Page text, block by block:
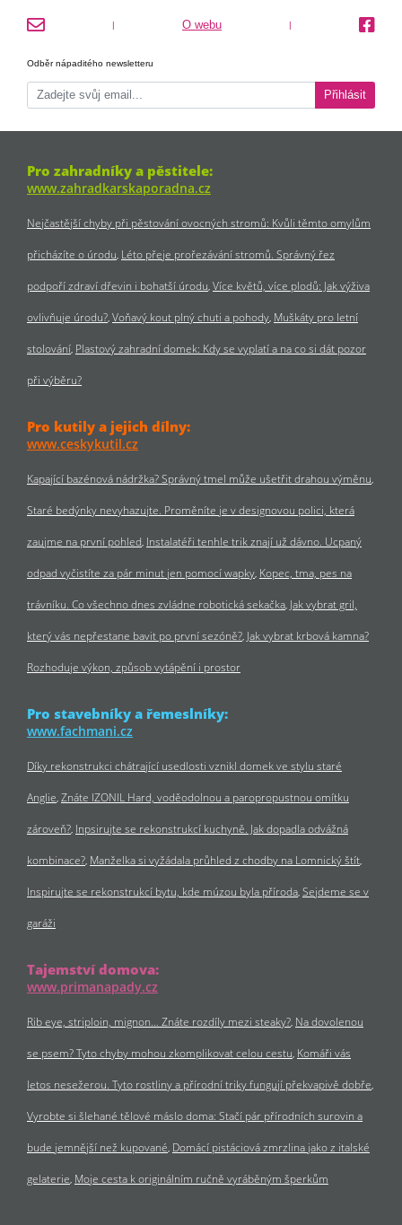
| O webu |
Odběr nápaditého newsletteru
Přihlásit
Pro zahradníky a pěstitele:
www.zahradkarskaporadna.cz
Nejčastější chyby při pěstování ovocných stromů: Kvůli těmto omylům
přicházíte o úrodu Léto přeje prořezávání stromů. Správný řez
podpoří zdraví dřevin i bohatší úrodu Více květů, více plodů: Jak výživa
ovlivňuje úrodu? Voňavý kout plný chuti a pohody Muškáty pro letní
stolování Plastový zahradní domek: Kdy se vyplatí a na co si dát pozor
při výběru?
Pro kutily a jejich dílny:
www.ceskykutil.cz
Kapající bazénová nádržka? Správný tmel může ušetřit drahou výměnu
Staré bedýnky nevyhazujte. Proměníte je v designovou polici, která
zaujme na první pohled Instalatéři tenhle trik znají už dávno. Ucpaný
odpad vyčistíte za pár minut jen pomocí wapky Kopec, tma, pes na
trávníku. Co všechno dnes zvládne robotická sekačka Jak vybrat gril,
který vás nepřestane bavit po první sezóně? Jak vybrat krbová kamna?
Rozhoduje výkon, způsob vytápění i prostor
Pro stavebníky a řemeslníky:
www.fachmani.cz
Díky rekonstrukci chátrající usedlosti vznikl domek ve stylu staré
Anglie Znáte IZONIL Hard, voděodolnou a paropropustnou omítku
zároveň? Inpsirujte se rekonstrukcí kuchyně. Jak dopadla odvážná
kombinace? Manželka si vyžádala průhled z chodby na Lomnický štít
Inspirujte se rekonstrukcí bytu, kde múzou byla příroda Sejdeme se v
garáži
Tajemství domova:
www.primanapady.cz
Rib eye, striploin, mignon… Znáte rozdíly mezi steaky? Na dovolenou
se psem? Tyto chyby mohou zkomplikovat celou cestu Komáři vás
letos nesežerou. Tyto rostliny a přírodní triky fungují překvapivě dobře
Vyrobte si šlehané tělové máslo doma: Stačí pár přírodních surovin a
bude jemnější než kupované Domácí pistáciová zmrzlina jako z italské
gelaterie Moje cesta k originálním ručně vyráběným šperkům